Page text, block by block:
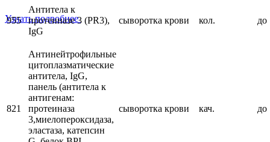
Узнать подробнее
955
Антитела к
протеиназе 3 (PR3),
IgG
сыворотка крови кол. до
821
Антинейтрофильные
цитоплазматические
антитела, IgG,
панель (антитела к
антигенам:
протеиназа
3,миелопероксидаза,
эластаза, катепсин
сыворотка крови кач. до